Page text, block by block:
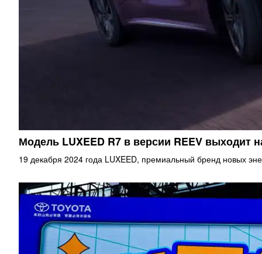
Модель LUXEED R7 в версии REEV выходит
19 декабря 2024 года LUXEED, премиальный бренд новых